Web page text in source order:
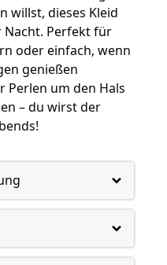
willst, dieses Kleid
Nacht. Perfekt für
oder einfach, wenn
genießen
Perlen um den Hals
– du wirst der